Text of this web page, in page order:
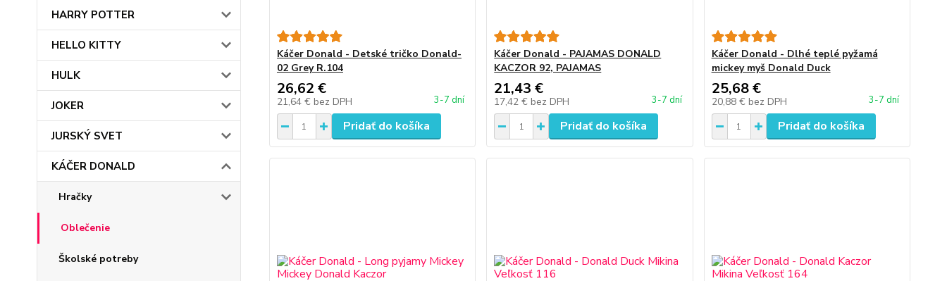
HARRY POTTER
HELLO KITTY
HULK
JOKER
JURSKÝ SVET
KÁČER DONALD
Hračky
Oblečenie
Školské potreby
Káčer Donald - Detské tričko Donald-
02 Grey R.104
26,62 €
21,64 € bez DPH 3-7 dní
Pridať do košíka
Káčer Donald - PAJAMAS DONALD
KACZOR 92, PAJAMAS
21,43 €
17,42 € bez DPH 3-7 dní
Pridať do košíka
Káčer Donald - Dlhé teplé pyžamá
mickey myš Donald Duck
25,68 €
20,88 € bez DPH 3-7 dní
Pridať do košíka